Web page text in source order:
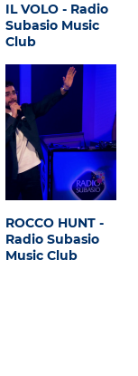
IL VOLO - Radio
Subasio Music
Club
ROCCO HUNT -
Radio Subasio
Music Club